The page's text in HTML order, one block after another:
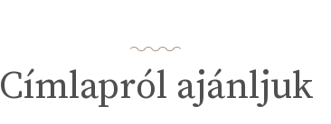
Címlapról ajánljuk